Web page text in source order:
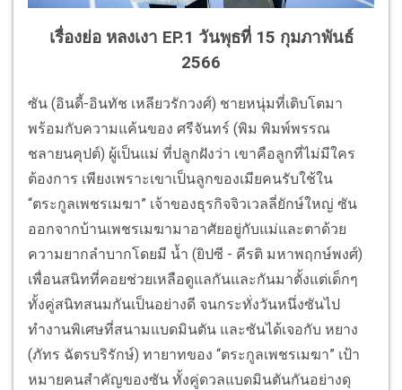
เรื่องย่อ หลงเงา EP.1 วันพุธที่ 15 กุมภาพันธ์
2566
ซัน (อินดี้-อินทัช เหลียวรักวงศ์) ชายหนุ่มที่เติบโตมา
พร้อมกับความแค้นของ ศรีจันทร์ (พิม พิมพ์พรรณ
ชลายนคุปต์) ผู้เป็นแม่ ที่ปลูกฝังว่า เขาคือลูกที่ไม่มีใคร
ต้องการ เพียงเพราะเขาเป็นลูกของเมียคนรับใช้ใน
“ตระกูลเพชรเมฆา” เจ้าของธุรกิจจิวเวลลี่ยักษ์ใหญ่ ซัน
ออกจากบ้านเพชรเมฆามาอาศัยอยู่กับแม่และตาด้วย
ความยากลำบากโดยมี น้ำ (ยิปซี - คีรติ มหาพฤกษ์พงศ์)
เพื่อนสนิทที่คอยช่วยเหลือดูแลกันและกันมาตั้งแต่เด็กๆ
ทั้งคู่สนิทสนมกันเป็นอย่างดี จนกระทั่งวันหนึ่งซันไป
ทำงานพิเศษที่สนามแบดมินตัน และซันได้เจอกับ หยาง
(ภัทร ฉัตรบริรักษ์) ทายาทของ “ตระกูลเพชรเมฆา” เป้า
หมายคนสำคัญของซัน ทั้งคู่ดวลแบดมินตันกันอย่างดุ